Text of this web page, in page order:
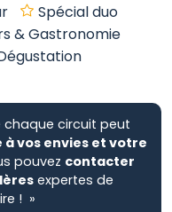
Spécial duo
& Gastronomie
chaque circuit peut
à vos envies et votre
pouvez contacter
expertes de
! »